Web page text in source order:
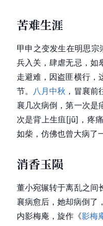
苦难生涯
甲申之变发生在明思
兵入关，肆虐无忌，如
走避难，因盗匪横行，
节。 八月中秋 ，冒襄
襄几次病倒，第一次是
次是背上生疽[jū] ，疼
如柴，仿佛也曾大病了
消香玉陨
董小宛辗转于离乱之间
襄病愈后，她却病倒了
内影梅庵，旋作《影梅